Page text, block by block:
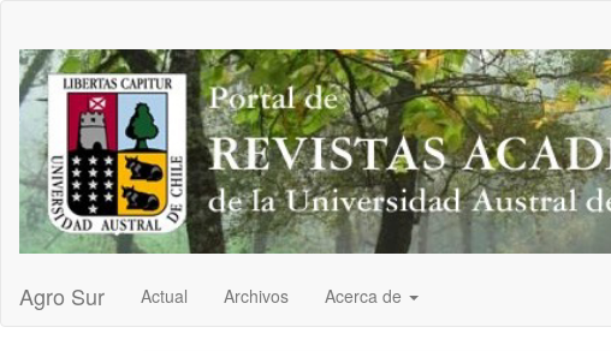
Contenido
principal
Barra
lateral
Agro Sur Actual Archivos Acerca de